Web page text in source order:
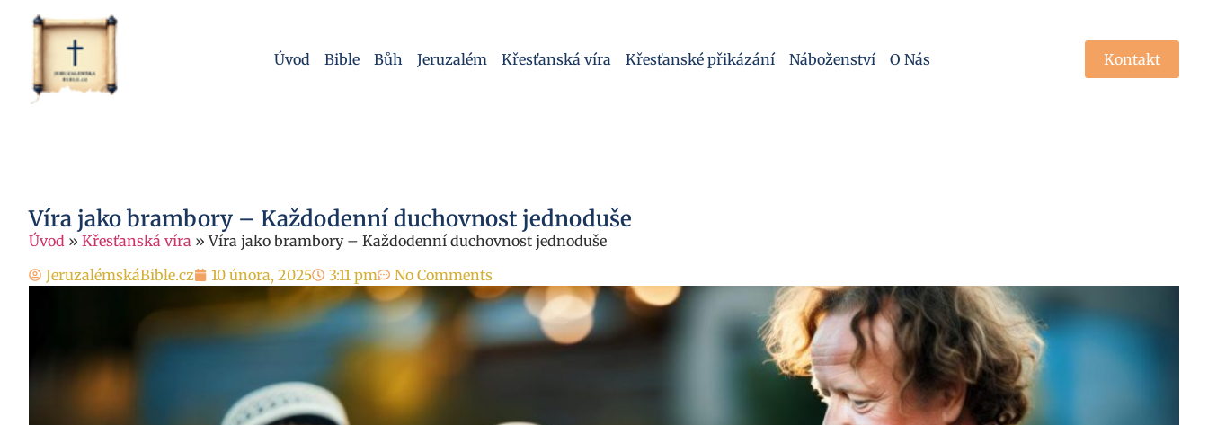
Úvod Bible Bůh Jeruzalém Křesťanská víra Křesťanské přikázání Náboženství O Nás Kontakt
Víra jako brambory – Každodenní duchovnost jednoduše
Úvod » Křesťanská víra »Víra jako brambory – Každodenní duchovnost jednoduše
JeruzalémskáBible.cz
10 února, 2025 3:11 pm No Comments